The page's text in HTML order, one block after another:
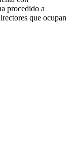
procedido a
que ocupan